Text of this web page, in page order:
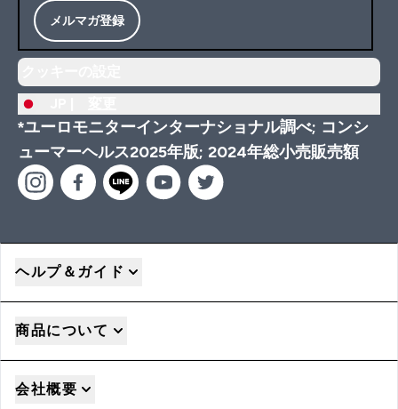
メルマガ登録
*ユーロモニターインターナショナル調べ; コンシ
ューマーヘルス2025年版; 2024年総小売販売額
ヘルプ＆ガイド
商品について
会社概要